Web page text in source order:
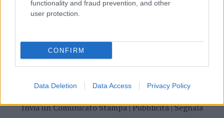
functionality and fraud prevention, and other
user protection.
CONFIRM
Data Deletion Data Access Privacy Policy
Giovannimaria Cabras
Invia un Comunicato Stampa|Pubblicità|Segnala